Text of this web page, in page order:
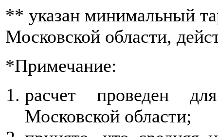
** указан минимальный
Московской области,
*Примечание:
расчет проведен
Московской области;